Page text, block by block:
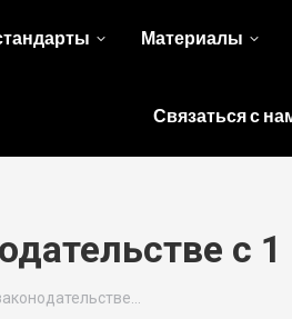
Материалы
Связаться с
с